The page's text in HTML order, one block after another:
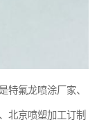
特氟龙喷涂厂家、
北京喷塑加工订制